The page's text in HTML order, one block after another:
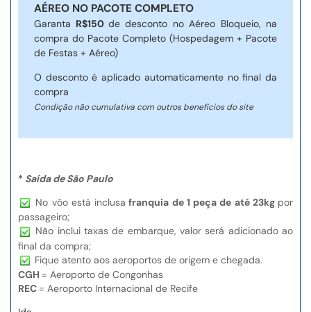
AÉREO NO PACOTE COMPLETO
Garanta R$150 de desconto no Aéreo Bloqueio, na
compra do Pacote Completo (Hospedagem + Pacote
de Festas + Aéreo)
O desconto é aplicado automaticamente no final da
compra
Condição não cumulativa com outros benefícios do site
* Saída de São Paulo
No vôo está inclusa franquia de 1 peça de até 23kg por
passageiro;
Não inclui taxas de embarque, valor será adicionado ao
final da compra;
Fique atento aos aeroportos de origem e chegada.
CGH = Aeroporto de Congonhas
REC = Aeroporto Internacional de Recife